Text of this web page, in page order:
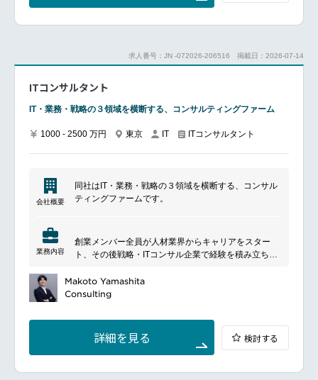
・アジャイル、ローコード／ノーコードなどの先進手
どのカスタマイズや、AI機能を活用することで顧客に
対して幅広い提案が可能です
・日頃からチャットツールでの雑談も活発に交えなが
ら業務を進めており、風通しの良さを感じていただけ
ます。
・リモートワーク可能（事業部内にフルリモートで勤
制度あり
・フレックスタイム制、1日の実働稼働時間＝7.5時間
求人番号：JN -072026-206516 掲載日：2026-07-14
ITコンサルタント
IT・業務・戦略の３領域を横断する、コンサルティングファーム
1000 - 2500 万円 東京 IT ITコンサルタント
会社概要
同社はIT・業務・戦略の３領域を横断する、コンサル
ティングファームです。
業務内容
創業メンバー全員が人材業界からキャリアをスター
ト、その後戦略・ITコンサル企業で経験を積み立ち上
■業務内容
IT構想策定、および業務・システム要件定義の実施
務設計
プロジェクトマネージャー／PMOとしてのプロジェク
ト推進- 進捗管理・課題管理
- ベンダー／関係者との各種調整・連携
Makoto Yamashita
Consulting
詳細を見る 検討する